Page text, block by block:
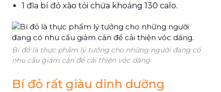
1 đĩa bí đỏ xào tỏi chứa khoảng 130 calo.
Bí đỏ là thực phẩm lý tưởng cho những người đang có
nhu cầu giảm cân để cải thiện vóc dáng.
Bí đỏ rất giàu dinh dưỡng